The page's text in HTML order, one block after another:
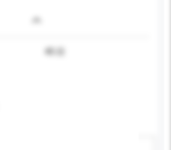
45 日